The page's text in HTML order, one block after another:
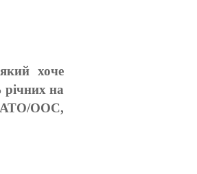
хоче
річних на
АТО/ООС,